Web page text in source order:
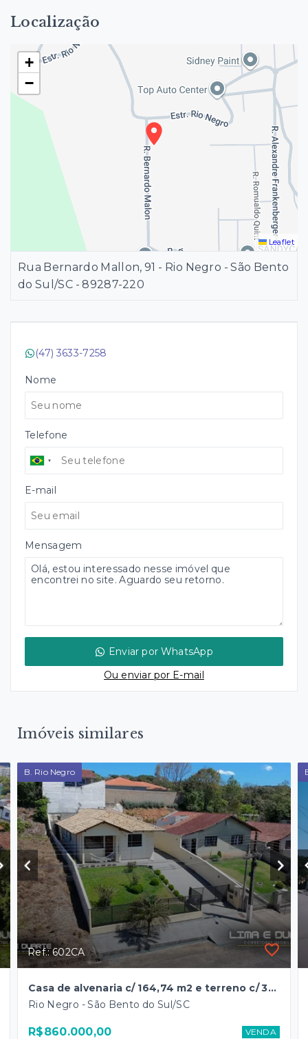
(47) 3633-7258
Nome
Telefone
E-mail
Mensagem
Enviar por WhatsApp
Ou enviar por E-mail
Localização
+
−
Leaflet
Rua Bernardo Mallon, 91 - Rio Negro - São Bento
do Sul/SC - 89287-220
Imóveis similares
B. Rio Negro
Ref.: 602CA
Casa de alvenaria c/ 164,74 m2 e terreno c/ 381,00 m2 - B. Rio Negro
Rio Negro - São Bento do Sul/SC
R$860.000,00 VENDA